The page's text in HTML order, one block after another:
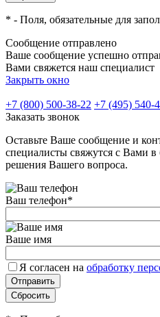
* - Поля, обязательные для
Сообщение отправлено
Ваше сообщение успешно
Вами свяжется наш специалист
Закрыть окно
+7 (800) 500-38-22 +7 (495) 540-
Заказать звонок
Оставьте Ваше сообщение и
специалисты свяжутся с Вами
решения Вашего вопроса.
Ваш телефон*
Ваше имя
Я согласен на обработку